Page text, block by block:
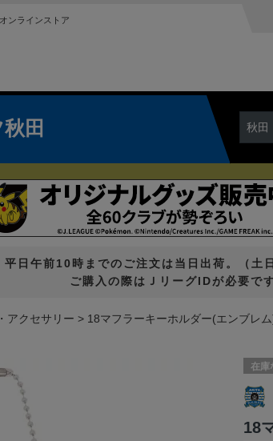
ンラインストア
田 秋田
平日午前10時までのご注文は当日出荷。（土
ご購入の際はＪリーグIDが必要です
アクセサリー 18マフラーキーホルダー(エンブレ
在庫
18